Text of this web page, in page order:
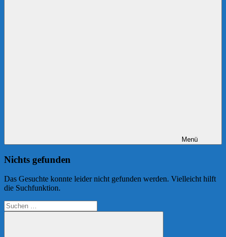
Menü
Nichts gefunden
Das Gesuchte konnte leider nicht gefunden werden. Vielleicht hilft
die Suchfunktion.
Suchen
nach: